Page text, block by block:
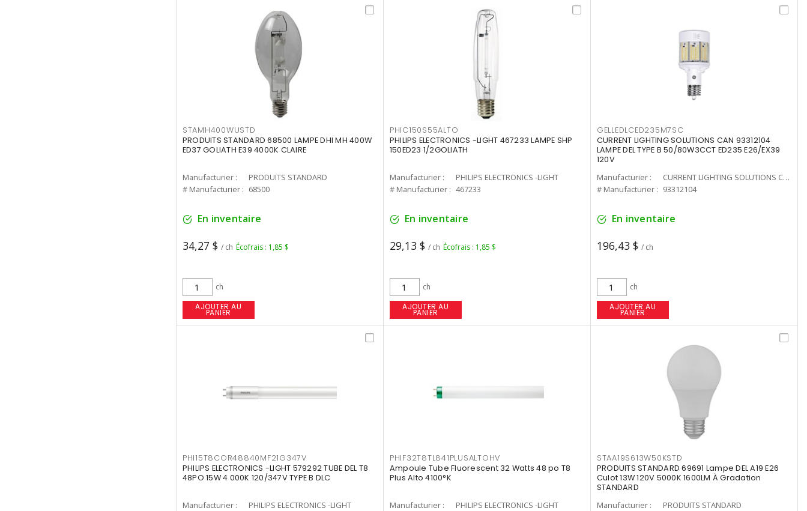
STAMH400WUSTD
PRODUITS STANDARD 68500 LAMPE DHI MH 400W
ED37 GOLIATH E39 4000K CLAIRE
Manufacturier :
PRODUITS STANDARD
# Manufacturier : 68500
En inventaire
34,27 $ / ch Écofrais : 1,85 $
ch
AJOUTER AU
PANIER
PHIC150S55ALTO
PHILIPS ELECTRONICS -LIGHT 467233 LAMPE SHP
150ED23 1/2GOLIATH
Manufacturier :
PHILIPS ELECTRONICS -LIGHT
# Manufacturier : 467233
En inventaire
29,13 $ / ch Écofrais : 1,85 $
ch
AJOUTER AU
PANIER
GELLEDLCED235M7SC
CURRENT LIGHTING SOLUTIONS CAN 93312104
LAMPE DEL TYPE B 50/80W3CCT ED235 E26/EX39
120V
Manufacturier :
CURRENT LIGHTING SOLUTIONS CAN
# Manufacturier : 93312104
En inventaire
196,43 $ / ch
ch
AJOUTER AU
PANIER
PHI15T8COR48840MF21G347V
PHILIPS ELECTRONICS -LIGHT 579292 TUBE DEL T8
48PO 15W 4 000K 120/347V TYPE B DLC
Manufacturier :
PHILIPS ELECTRONICS -LIGHT
PHIF32T8TL841PLUSALTOHV
Ampoule Tube Fluorescent 32 Watts 48 po T8
Plus Alto 4100°K
Manufacturier :
PHILIPS ELECTRONICS -LIGHT
STAA19S613W50KSTD
PRODUITS STANDARD 69691 Lampe DEL A19 E26
Culot 13W 120V 5000K 1600LM À Gradation
STANDARD
Manufacturier :
PRODUITS STANDARD